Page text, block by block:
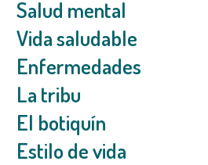
Salud mental
Vida saludable
Enfermedades
La tribu
El botiquín
Estilo de vida